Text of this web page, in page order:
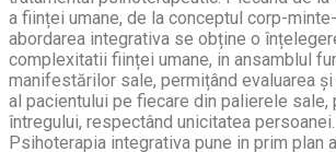
a ființei umane, de la conceptul corp-
abordarea integrativa se obține o
complexitatii ființei umane, in ansamblul
manifestărilor sale, permițând evaluarea
al pacientului pe fiecare din palierele sale,
întregului, respectând unicitatea persoanei.
Psihoterapia integrativa pune in prim plan